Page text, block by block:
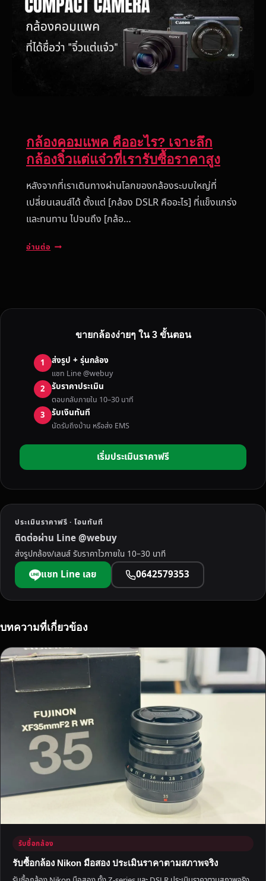
กล้องคอมแพค คืออะไร? เจาะลึก
กล้องจิ๋วแต่แจ๋วที่เรารับซื้อราคาสูง
หลังจากที่เราเดินทางผ่านโลกของกล้องระบบใหญ่ที่
เปลี่ยนเลนส์ได้ ตั้งแต่ [กล้อง DSLR คืออะไร] ที่แข็งแกร่ง
และทนทาน ไปจนถึง [กล้อ…
อ่านต่อ ก
อ
พ
ค
คื
อ
อ
ะ
จ
า
ะ
ก
ก
ล้
อ
ง
ว
ต่
ที่
เ
ร
า
รั
บ
ซื้
ค
า
ขายกล้องง่ายๆ ใน 3 ขั้นตอน
1 ส่งรูป + รุ่นกล้อง
แชท Line @webuy
2 รับราคาประเมิน
ตอบกลับภายใน 10–30 นาที
3 รับเงินทันที
นัดรับถึงบ้าน หรือส่ง EMS
เริ่มประเมินราคาฟรี
ประเมินราคาฟรี · โอนทันที
ติดต่อผ่าน Line @webuy
ส่งรูปกล้อง/เลนส์ รับราคาไวภายใน 10–30 นาที
แชท Line เลย 0642579353
บทความที่เกี่ยวข้อง
รับซื้อกล้อง
รับซื้อกล้อง Nikon มือสอง ประเมินราคาตามสภาพจริง